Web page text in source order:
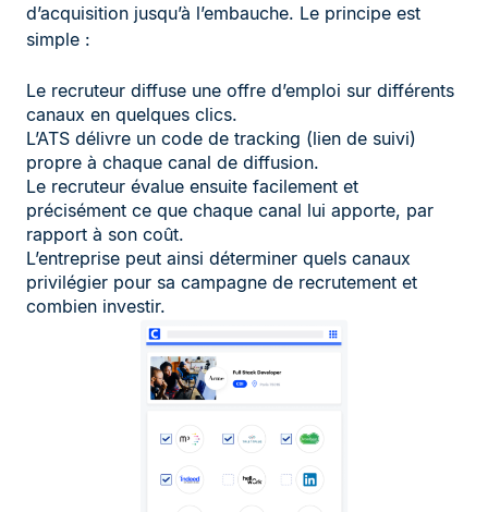
d’acquisition jusqu’à l’embauche. Le principe est
simple :
Le recruteur diffuse une offre d’emploi sur différents
canaux en quelques clics.
L’ATS délivre un code de tracking (lien de suivi)
propre à chaque canal de diffusion.
Le recruteur évalue ensuite facilement et
précisément ce que chaque canal lui apporte, par
rapport à son coût.
L’entreprise peut ainsi déterminer quels canaux
privilégier pour sa campagne de recrutement et
combien investir.